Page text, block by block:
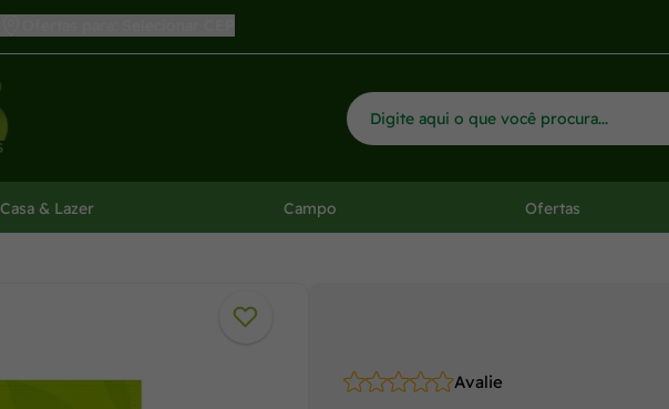
Casa & Lazer Campo Ofertas
Avalie